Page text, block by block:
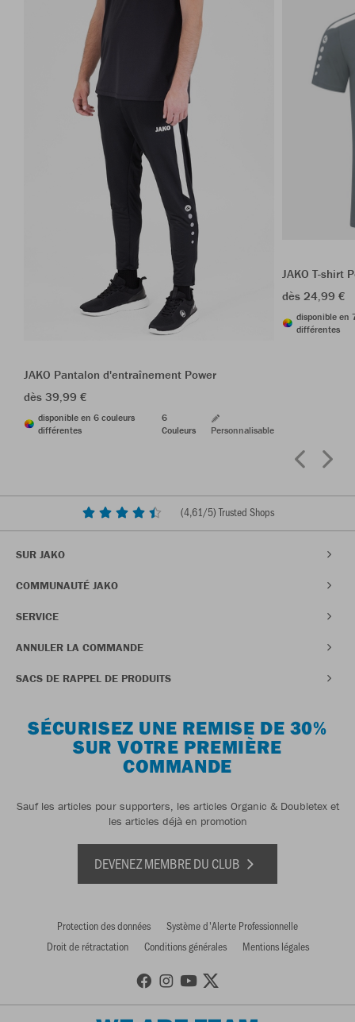
JAKO Pantalon d'entraînement Power
dès 39,99 €
disponible en 6 couleurs
différentes
6
Couleurs
Personnalisable
JAKO T-shirt
dès 24,99 €
disponible en
différentes
(4,61/5) Trusted Shops
SUR JAKO
COMMUNAUTÉ JAKO
SERVICE
ANNULER LA COMMANDE
SACS DE RAPPEL DE PRODUITS
SÉCURISEZ UNE REMISE DE 30%
SUR VOTRE PREMIÈRE
COMMANDE
Sauf les articles pour supporters, les articles Organic & Doubletex et
les articles déjà en promotion
DEVENEZ MEMBRE DU CLUB
Protection des données
Système d'Alerte Professionnelle
Droit de rétractation
Conditions générales Mentions légales